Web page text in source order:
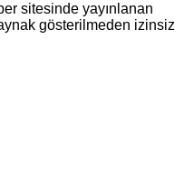
sitesinde yayınlanan
gösterilmeden izinsiz